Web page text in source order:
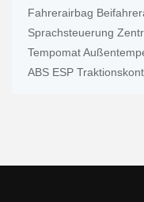
Fahrerairbag
Sprachsteuerung
Tempomat
ABS ESP